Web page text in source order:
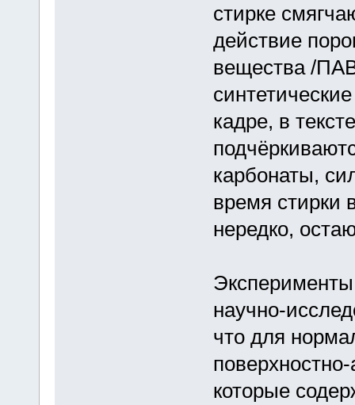
стирке
действие
вещества /
кадре, в
карбонаты,
время стирки
нередко,
научно-
что для
которые